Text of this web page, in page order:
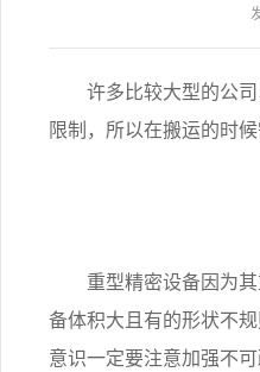
许多比较大型的公司
限制，所以在搬运的时
重型精密设备因为其
备体积大且有的形状不
意识一定要注意加强不